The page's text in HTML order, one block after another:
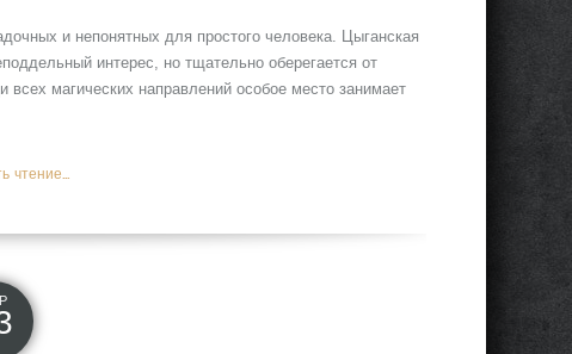
и непонятных для простого человека. Цыганская
интерес, но тщательно оберегается от
всех магических направлений особое место занимает
чтение...